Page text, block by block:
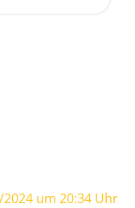
um 20:34 Uhr